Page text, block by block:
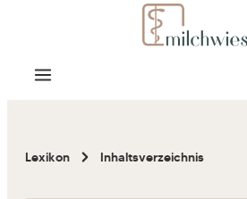
Zum Hauptinhalt springen
Lexikon Inhaltsverzeichnis